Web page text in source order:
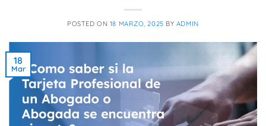
POSTED ON 18 MARZO, 2025 BY ADMIN
18
Mar